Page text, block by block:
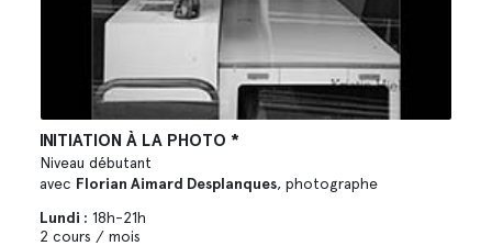
INITIATION À LA PHOTO *
Niveau débutant
avec Florian Aimard Desplanques, photographe
Lundi : 18h-21h
2 cours / mois